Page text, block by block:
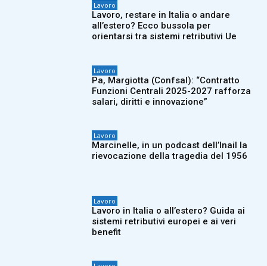
Lavoro
Lavoro, restare in Italia o andare
all’estero? Ecco bussola per
orientarsi tra sistemi retributivi Ue
Lavoro
Pa, Margiotta (Confsal): “Contratto
Funzioni Centrali 2025-2027 rafforza
salari, diritti e innovazione”
Lavoro
Marcinelle, in un podcast dell’Inail la
rievocazione della tragedia del 1956
Lavoro
Lavoro in Italia o all’estero? Guida ai
sistemi retributivi europei e ai veri
benefit